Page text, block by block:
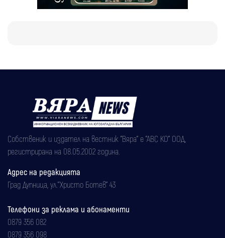
Собственик и издател на вестник "Вяра" е "АВС КО" ООД,
регистрирана на 08.05.2002 година.
Адрес на редакцията
Град Дупница, ул.''Христо Ботев" 43
Телефони за реклама и абонаменти
0879 356 082
0879 356 098